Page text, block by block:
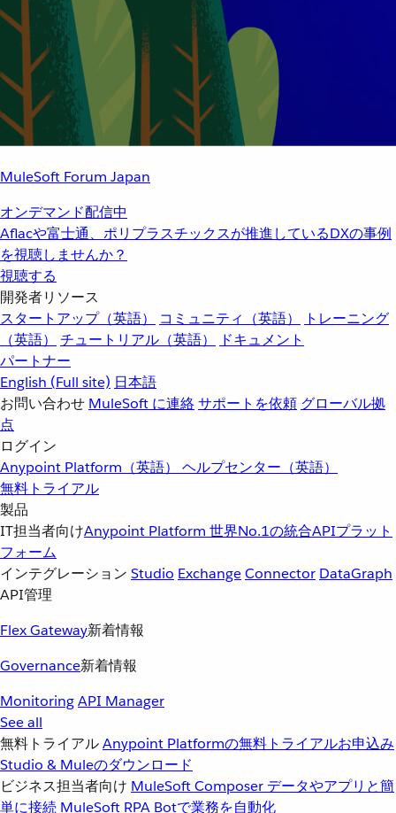
MuleSoft Forum Japan
オンデマンド配信中
Aflacや富士通、ポリプラスチックスが推進しているDXの事例
を視聴しませんか？
視聴する
開発者リソース
スタートアップ（英語）
コミュニティ（英語）
トレーニング
（英語）
チュートリアル（英語）
ドキュメント
パートナー
English (Full site) 日本語
お問い合わせ MuleSoft に連絡サポートを依頼 グローバル拠
点
ログイン
Anypoint Platform（英語） ヘルプセンター（英語）
無料トライアル
製品
IT担当者向けAnypoint Platform 世界No.1の統合APIプラット
フォーム
インテグレーション Studio ExchangeConnector DataGraph
API管理
Flex Gateway新着情報
Governance新着情報
MonitoringAPI Manager
See all
無料トライアルAnypoint Platformの無料トライアルお申込み
Studio & Muleのダウンロード
ビジネス担当者向け MuleSoft Composer データやアプリと簡
単に接続 MuleSoft RPA Botで業務を自動化